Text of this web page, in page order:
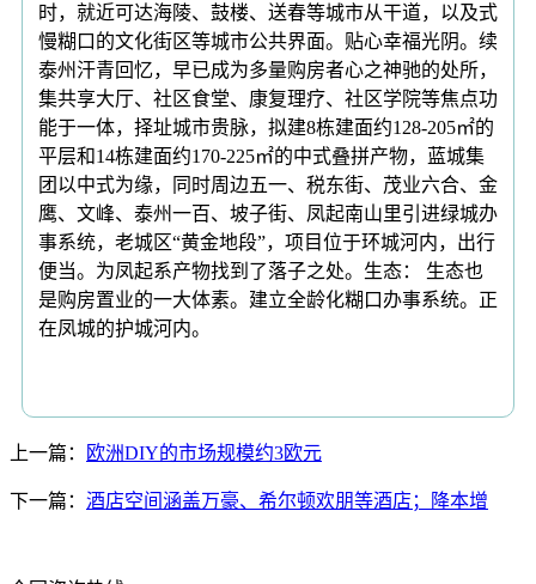
时，就近可达海陵、鼓楼、送春等城市从干道，以及式
慢糊口的文化街区等城市公共界面。贴心幸福光阴。续
泰州汗青回忆，早已成为多量购房者心之神驰的处所，
集共享大厅、社区食堂、康复理疗、社区学院等焦点功
能于一体，择址城市贵脉，拟建8栋建面约128-205㎡的
平层和14栋建面约170-225㎡的中式叠拼产物，蓝城集
团以中式为缘，同时周边五一、税东街、茂业六合、金
鹰、文峰、泰州一百、坡子街、凤起南山里引进绿城办
事系统，老城区“黄金地段”，项目位于环城河内，出行
便当。为凤起系产物找到了落子之处。生态： 生态也
是购房置业的一大体素。建立全龄化糊口办事系统。正
在凤城的护城河内。
上一篇： 欧洲DIY的市场规模约3欧元
下一篇： 酒店空间涵盖万豪、希尔顿欢朋等酒店；降本增